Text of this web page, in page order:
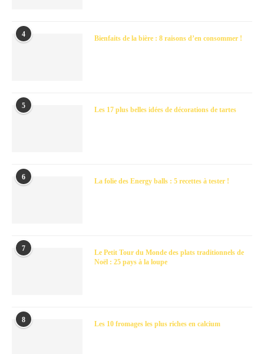
4 Bienfaits de la bière : 8 raisons d’en consommer !
5 Les 17 plus belles idées de décorations de tartes
6 La folie des Energy balls : 5 recettes à tester !
7
Le Petit Tour du Monde des plats traditionnels de
Noël : 25 pays à la loupe
8 Les 10 fromages les plus riches en calcium